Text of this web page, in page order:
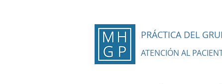
PRÁCTICA DEL
ATENCIÓN AL